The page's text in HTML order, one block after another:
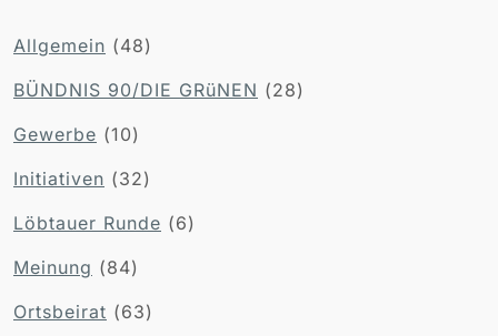
Allgemein (48)
BÜNDNIS 90/DIE GRüNEN (28)
Gewerbe (10)
Initiativen (32)
Löbtauer Runde (6)
Meinung (84)
Ortsbeirat (63)